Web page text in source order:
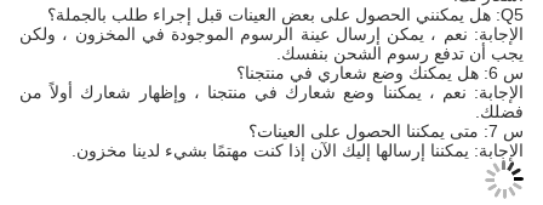
Q5: هل يمكنني الحصول على بعض العينات قبل إجراء طلب بالجملة؟
الإجابة: نعم ، يمكن إرسال عينة الرسوم الموجودة في المخزون ، ولكن
يجب أن تدفع رسوم الشحن بنفسك.
س 6: هل يمكنك وضع شعاري في منتجنا؟
الإجابة: نعم ، يمكننا وضع شعارك في منتجنا ، وإظهار شعارك أولاً من
فضلك.
س 7: متى يمكننا الحصول على العينات؟
الإجابة: يمكننا إرسالها إليك الآن إذا كنت مهتمًا بشيء لدينا مخزون.